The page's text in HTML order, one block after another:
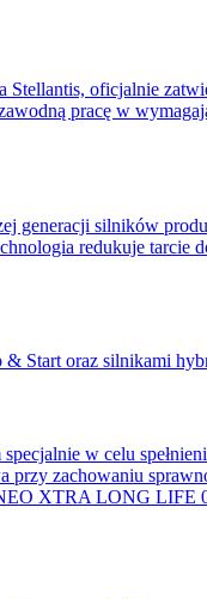
oficjalnie
pracę w
silników
redukuje
& Start oraz silnikami
w celu
przy zachowaniu
XTRA LONG LIFE